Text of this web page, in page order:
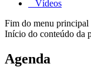
Vídeos
Fim do menu principal
Início do conteúdo da
Agenda